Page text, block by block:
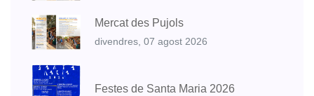
Mercat des Pujols
divendres, 07 agost 2026
Festes de Santa Maria 2026